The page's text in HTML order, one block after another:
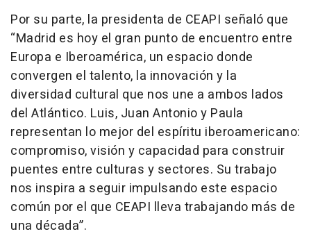
Por su parte, la presidenta de CEAPI señaló que
“Madrid es hoy el gran punto de encuentro entre
Europa e Iberoamérica, un espacio donde
convergen el talento, la innovación y la
diversidad cultural que nos une a ambos lados
del Atlántico. Luis, Juan Antonio y Paula
representan lo mejor del espíritu iberoamericano:
compromiso, visión y capacidad para construir
puentes entre culturas y sectores. Su trabajo
nos inspira a seguir impulsando este espacio
común por el que CEAPI lleva trabajando más de
una década”.